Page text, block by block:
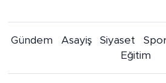
Gündem Asayiş Siyaset
Eğitim